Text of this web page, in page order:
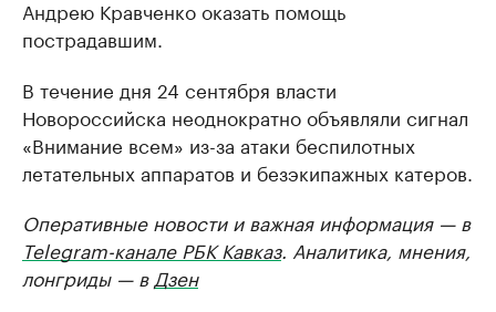
Андрею Кравченко оказать помощь
пострадавшим.
В течение дня 24 сентября власти
Новороссийска неоднократно объявляли сигнал
«Внимание всем» из-за атаки беспилотных
летательных аппаратов и безэкипажных катеров.
Оперативные новости и важная информация — в
Telegram-канале РБК Кавказ. Аналитика, мнения,
лонгриды — в Дзен